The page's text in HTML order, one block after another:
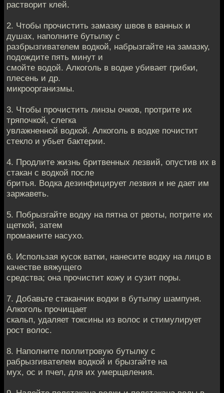
растворит клей.
2. Чтобы прочистить замазку швов в ванных и
душах, наполните бутылку с
разбрызгивателем водкой, набрызгайте на замазку,
подождите пять минут и
смойте водой. Алкоголь в водке убивает грибки,
плесень и др.
микроорганизмы.
3. Чтобы прочистить линзы очков, протрите их
тряпочкой, слегка
увлажненной водкой. Алкоголь в водке почистит
стекло и убьет бактерии.
4. Продлите жизнь бритвенных лезвий, опустив их в
стакан с водкой после
бритья. Водка дезинфицирует лезвия и не дает им
заржаветь.
5. Побрызгайте водку на пятна от рвоты, потрите их
щеткой, затем
промакните насухо.
6. Использая кусок ватки, нанесите водку на лицо в
качестве вяжущего
средства; она прочистит кожу и сузит поры.
7. Добавьте стаканчик водки в бутылку шампуня.
Алкоголь прочищает
скальп, удаляет токсины из волос и стимулирует
рост волос.
8. Наполните поллитровую бутылку с
рабрызгивателем водкой и брызгайте на
мух, ос и пчел, для их умерщвления.